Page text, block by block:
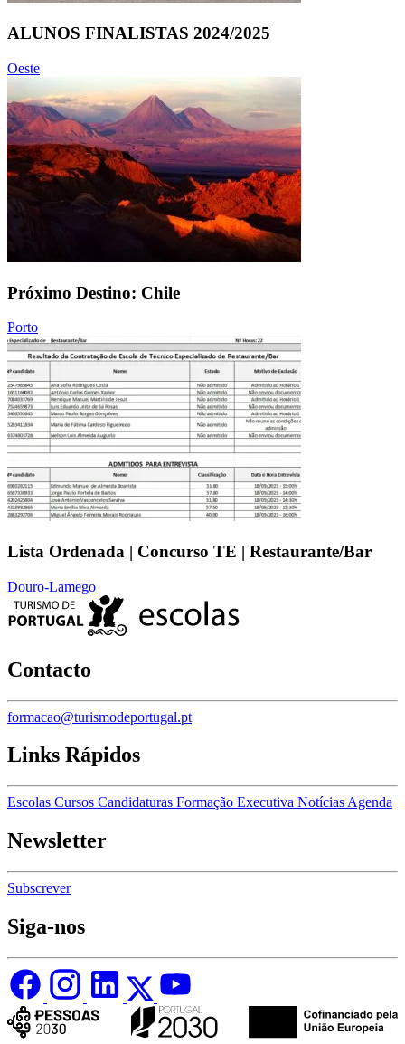
ALUNOS FINALISTAS 2024/2025
Oeste
Próximo Destino: Chile
Porto
Lista Ordenada | Concurso TE | Restaurante/Bar
Douro-Lamego
Contacto
formacao@turismodeportugal.pt
Links Rápidos
Escolas Cursos Candidaturas Formação Executiva Notícias Agenda
Newsletter
Subscrever
Siga-nos